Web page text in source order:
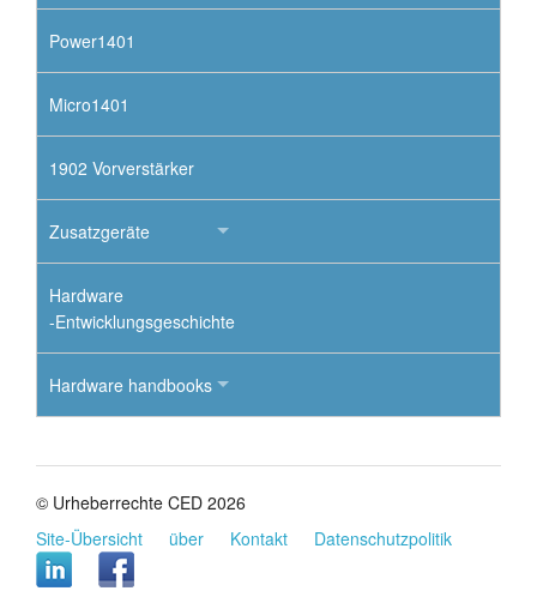
Power1401
Micro1401
1902 Vorverstärker
Zusatzgeräte
Hardware
-Entwicklungsgeschichte
Hardware handbooks
© Urheberrechte CED 2026
Site-Übersicht
über Kontakt Datenschutzpolitik